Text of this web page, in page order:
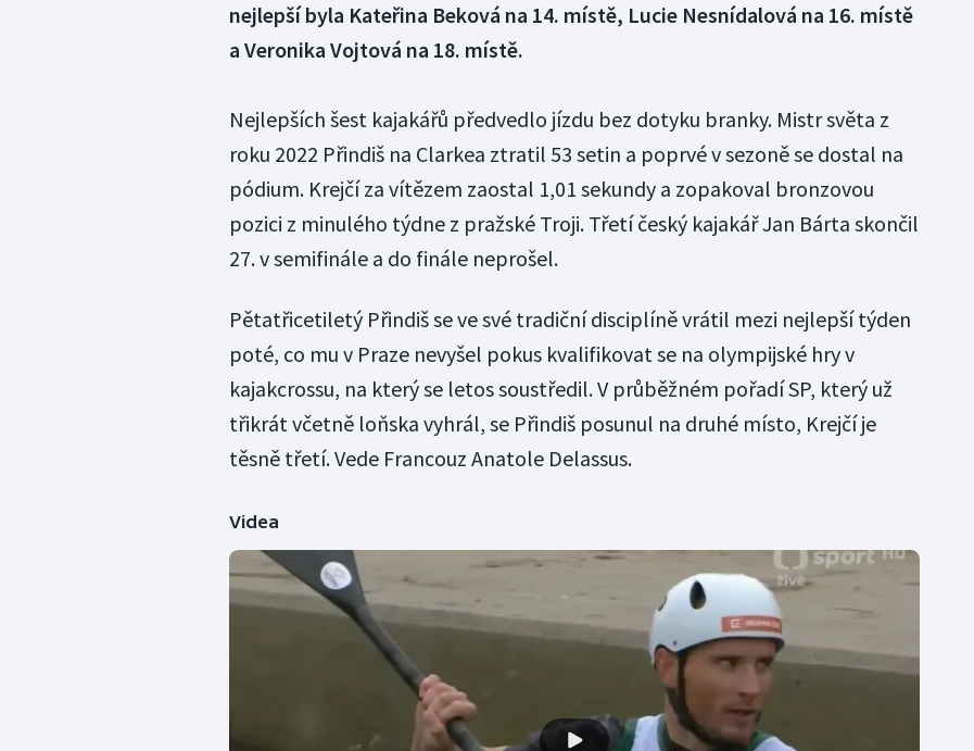
nejlepší byla Kateřina Beková na 14. místě, Lucie Nesnídalová na 16. místě
a Veronika Vojtová na 18. místě.
Nejlepších šest kajakářů předvedlo jízdu bez dotyku branky. Mistr světa z
roku 2022 Přindiš na Clarkea ztratil 53 setin a poprvé v sezoně se dostal na
pódium. Krejčí za vítězem zaostal 1,01 sekundy a zopakoval bronzovou
pozici z minulého týdne z pražské Troji. Třetí český kajakář Jan Bárta skončil
27. v semifinále a do finále neprošel.
Pětatřicetiletý Přindiš se ve své tradiční disciplíně vrátil mezi nejlepší týden
poté, co mu v Praze nevyšel pokus kvalifikovat se na olympijské hry v
kajakcrossu, na který se letos soustředil. V průběžném pořadí SP, který už
třikrát včetně loňska vyhrál, se Přindiš posunul na druhé místo, Krejčí je
těsně třetí. Vede Francouz Anatole Delassus.
Videa